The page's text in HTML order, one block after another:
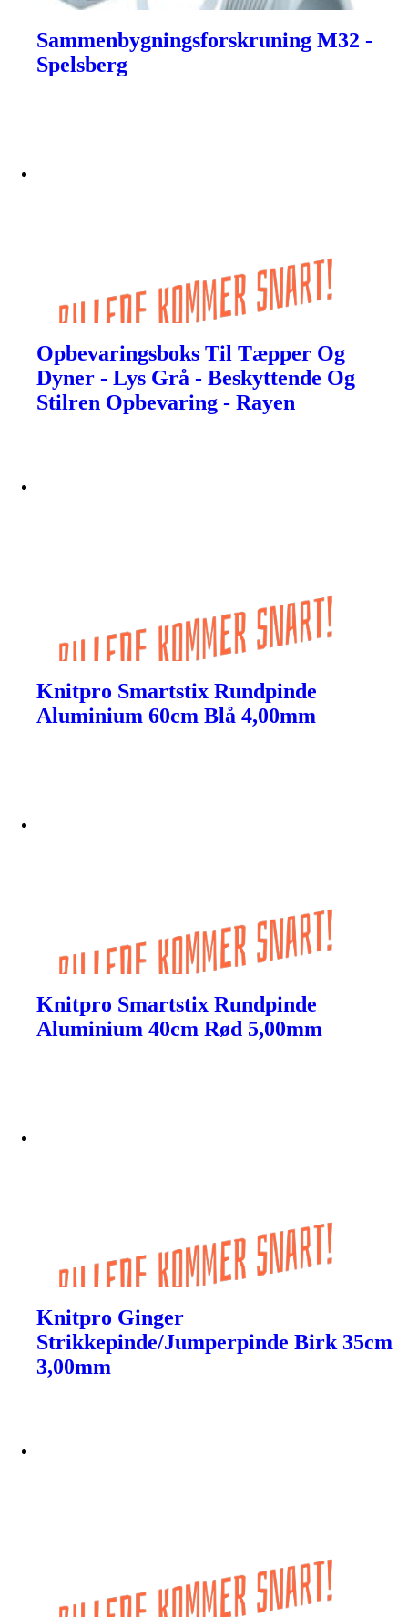
Sammenbygningsforskruning M32 -
Spelsberg
Opbevaringsboks Til Tæpper Og
Dyner - Lys Grå - Beskyttende Og
Stilren Opbevaring - Rayen
Knitpro Smartstix Rundpinde
Aluminium 60cm Blå 4,00mm
Knitpro Smartstix Rundpinde
Aluminium 40cm Rød 5,00mm
Knitpro Ginger
Strikkepinde/Jumperpinde Birk 35cm
3,00mm